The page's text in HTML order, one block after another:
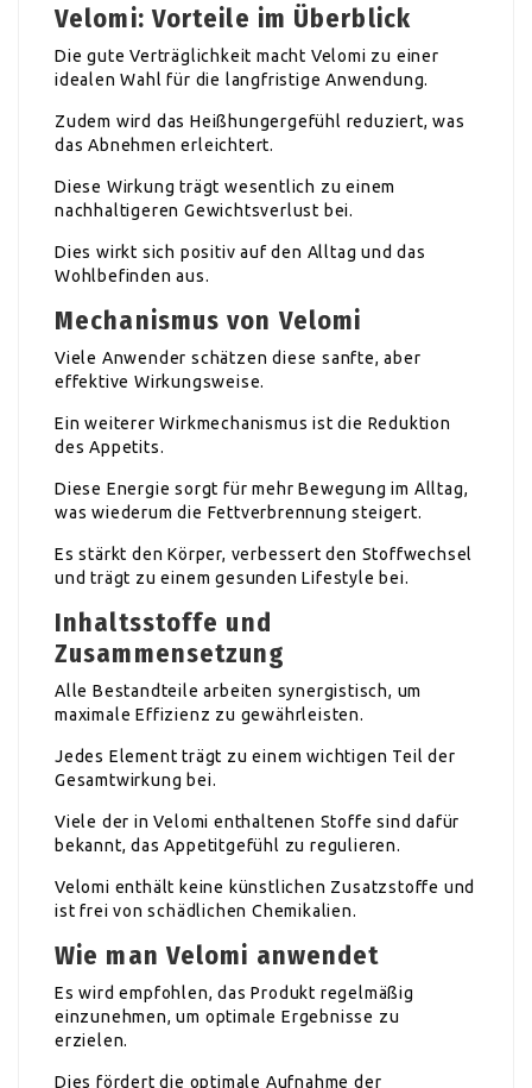
Velomi: Vorteile im Überblick
Die gute Verträglichkeit macht Velomi zu einer
idealen Wahl für die langfristige Anwendung.
Zudem wird das Heißhungergefühl reduziert, was
das Abnehmen erleichtert.
Diese Wirkung trägt wesentlich zu einem
nachhaltigeren Gewichtsverlust bei.
Dies wirkt sich positiv auf den Alltag und das
Wohlbefinden aus.
Mechanismus von Velomi
Viele Anwender schätzen diese sanfte, aber
effektive Wirkungsweise.
Ein weiterer Wirkmechanismus ist die Reduktion
des Appetits.
Diese Energie sorgt für mehr Bewegung im Alltag,
was wiederum die Fettverbrennung steigert.
Es stärkt den Körper, verbessert den Stoffwechsel
und trägt zu einem gesunden Lifestyle bei.
Inhaltsstoffe und
Zusammensetzung
Alle Bestandteile arbeiten synergistisch, um
maximale Effizienz zu gewährleisten.
Jedes Element trägt zu einem wichtigen Teil der
Gesamtwirkung bei.
Viele der in Velomi enthaltenen Stoffe sind dafür
bekannt, das Appetitgefühl zu regulieren.
Velomi enthält keine künstlichen Zusatzstoffe und
ist frei von schädlichen Chemikalien.
Wie man Velomi anwendet
Es wird empfohlen, das Produkt regelmäßig
einzunehmen, um optimale Ergebnisse zu
erzielen.
Dies fördert die optimale Aufnahme der